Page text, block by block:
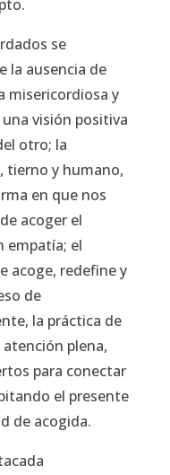
se
la ausencia de
misericordiosa y
visión positiva
otro; la
tierno y humano,
en que nos
acoger el
empatía; el
acoge, redefine y
de
la práctica de
plena,
para conectar
el presente
de acogida.